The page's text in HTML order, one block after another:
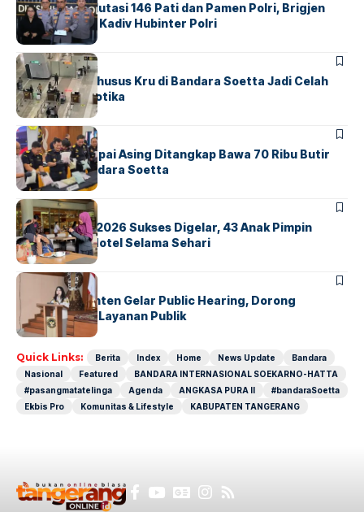
Mabes Polri Mutasi 146 Pati dan Pamen Polri, Brigjen
Untung Jabat Kadiv Hubinter Polri
BANDARABERITA
Ketika Jalur Khusus Kru di Bandara Soetta Jadi Celah
Sindikat Narkotika
BANDARA BERITA
Kopilot Maskapai Asing Ditangkap Bawa 70 Ribu Butir
Ekstasi di Bandara Soetta
BERITAINDEX
GM For A Day 2026 Sukses Digelar, 43 Anak Pimpin
Operasional Hotel Selama Sehari
BANDARA BERITA
Karantina Banten Gelar Public Hearing, Dorong
Transparansi Layanan Publik
Quick Links: Berita Index Home News Update
Bandara
Nasional
Featured
BANDARA INTERNASIONAL SOEKARNO-HATTA
#pasangmatatelinga
Agenda ANGKASA PURA II
#bandaraSoetta
Ekbis Pro
Komunitas & Lifestyle KABUPATEN TANGERANG